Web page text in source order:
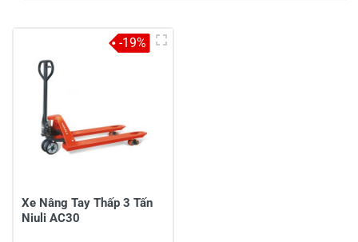
Viết nhận xét của bạn
Xe Nâng Tay Thấp 3 Tấn
Niuli AC30
-19%